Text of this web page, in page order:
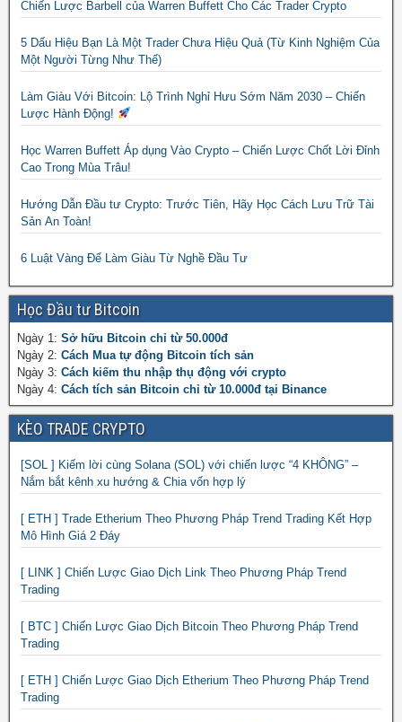
Chiến Lược Barbell của Warren Buffett Cho Các Trader Crypto
5 Dấu Hiệu Bạn Là Một Trader Chưa Hiệu Quả (Từ Kinh Nghiệm Của
Một Người Từng Như Thế)
Làm Giàu Với Bitcoin: Lộ Trình Nghỉ Hưu Sớm Năm 2030 – Chiến
Lược Hành Động!
Học Warren Buffett Áp dụng Vào Crypto – Chiến Lược Chốt Lời Đỉnh
Cao Trong Mùa Trâu!
Hướng Dẫn Đầu tư Crypto: Trước Tiên, Hãy Học Cách Lưu Trữ Tài
Sản An Toàn!
6 Luật Vàng Để Làm Giàu Từ Nghề Đầu Tư
Học Đầu tư Bitcoin
Ngày 1: Sở hữu Bitcoin chỉ từ 50.000đ
Ngày 2: Cách Mua tự động Bitcoin tích sản
Ngày 3: Cách kiếm thu nhập thụ động với crypto
Ngày 4: Cách tích sản Bitcoin chỉ từ 10.000đ tại Binance
KÈO TRADE CRYPTO
[SOL ] Kiếm lời cùng Solana (SOL) với chiến lược “4 KHÔNG” –
Nắm bắt kênh xu hướng & Chia vốn hợp lý
[ ETH ] Trade Etherium Theo Phương Pháp Trend Trading Kết Hợp
Mô Hình Giá 2 Đáy
[ LINK ] Chiến Lược Giao Dịch Link Theo Phương Pháp Trend
Trading
[ BTC ] Chiến Lược Giao Dịch Bitcoin Theo Phương Pháp Trend
Trading
[ ETH ] Chiến Lược Giao Dịch Etherium Theo Phương Pháp Trend
Trading